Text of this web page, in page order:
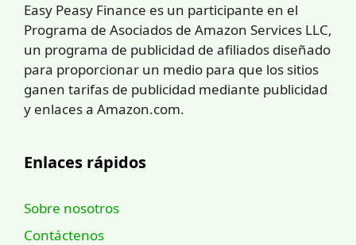
Easy Peasy Finance es un participante en el
Programa de Asociados de Amazon Services LLC,
un programa de publicidad de afiliados diseñado
para proporcionar un medio para que los sitios
ganen tarifas de publicidad mediante publicidad
y enlaces a Amazon.com.
Enlaces rápidos
Sobre nosotros
Contáctenos